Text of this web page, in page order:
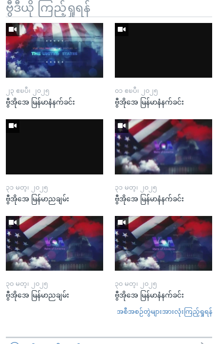
ဗွီဒီယို ကြည့်ရှုရန်
၂၃ ဧၿပီ၊ ၂၀၂၅
ဗွီအိုအေ မြန်မာနံနက်ခင်း
၀၁ ဧၿပီ၊ ၂၀၂၅
ဗွီအိုအေ မြန်မာနံနက်ခင်း
၃၁ မတ္၊ ၂၀၂၅
ဗွီအိုအေ မြန်မာညချမ်း
၃၁ မတ္၊ ၂၀၂၅
ဗွီအိုအေ မြန်မာနံနက်ခင်း
၃၀ မတ္၊ ၂၀၂၅
ဗွီအိုအေ မြန်မာညချမ်း
၃၀ မတ္၊ ၂၀၂၅
ဗွီအိုအေ မြန်မာနံနက်ခင်း
အစီအစဉ်တွဲများအားလုံးကြည့်ရှုရန်